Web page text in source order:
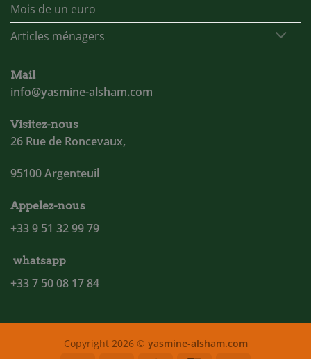
Mois de un euro
Articles ménagers
Mail
info@yasmine-alsham.com
Visitez-nous
26 Rue de Roncevaux,
95100 Argenteuil
Appelez-nous
+33 9 51 32 99 79
whatsapp
+33 7 50 08 17 84
Copyright 2026 © yasmine-alsham.com